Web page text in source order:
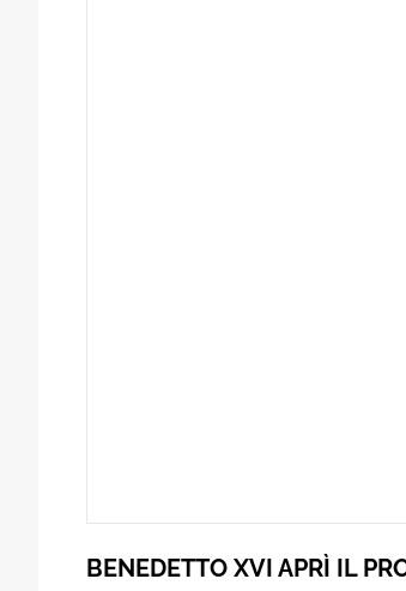
BENEDETTO XVI APRÌ IL